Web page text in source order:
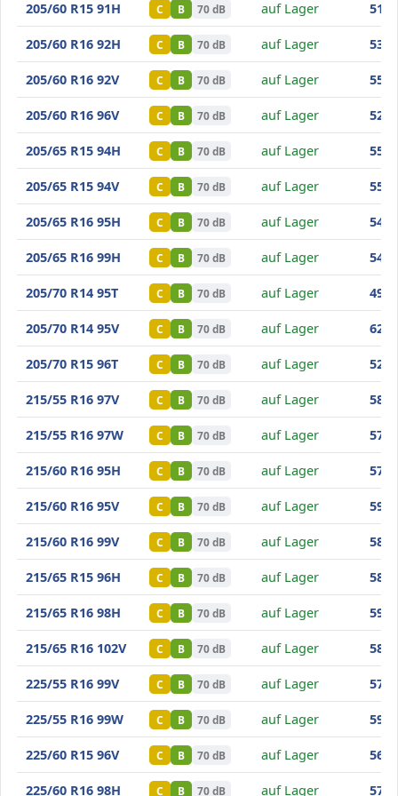
Minerva F209
205/60 R15 91H C B 70 dB auf Lager 51
Minerva F209
205/60 R16 92H C B 70 dB auf Lager 53
Minerva F209
205/60 R16 92V C B 70 dB auf Lager 55
Minerva F209
205/60 R16 96V C B 70 dB auf Lager 52
Minerva F209
205/65 R15 94H C B 70 dB auf Lager 55
Minerva F209
205/65 R15 94V C B 70 dB auf Lager 55
Minerva F209
205/65 R16 95H C B 70 dB auf Lager 54
Minerva F209
205/65 R16 99H C B 70 dB auf Lager 54
Minerva F209
205/70 R14 95T C B 70 dB auf Lager 49
Minerva F209
205/70 R14 95V C B 70 dB auf Lager 62
Minerva F209
205/70 R15 96T C B 70 dB auf Lager 52
Minerva F209
215/55 R16 97V C B 70 dB auf Lager 58
Minerva F209
215/55 R16 97W C B 70 dB auf Lager 57
Minerva F209
215/60 R16 95H C B 70 dB auf Lager 57
Minerva F209
215/60 R16 95V C B 70 dB auf Lager 59
Minerva F209
215/60 R16 99V C B 70 dB auf Lager 58
Minerva F209
215/65 R15 96H C B 70 dB auf Lager 58
Minerva F209
215/65 R16 98H C B 70 dB auf Lager 59
Minerva F209
215/65 R16 102V C B 70 dB auf Lager 58
Minerva F209
225/55 R16 99V C B 70 dB auf Lager 57
Minerva F209
225/55 R16 99W C B 70 dB auf Lager 59
Minerva F209
225/60 R15 96V C B 70 dB auf Lager 56
Minerva F209
225/60 R16 98H C B 70 dB auf Lager 57